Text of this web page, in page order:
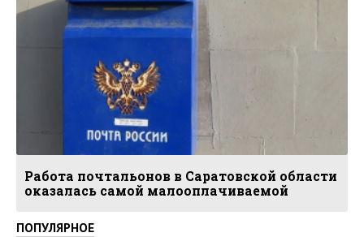
Работа почтальонов в Саратовской области
оказалась самой малооплачиваемой
ПОПУЛЯРНОЕ